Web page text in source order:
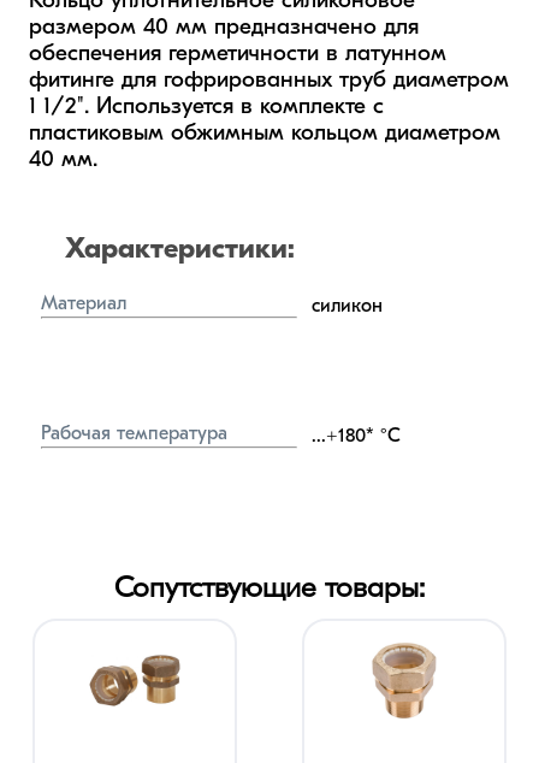
размером 40 мм предназначено для
обеспечения герметичности в латунном
фитинге для гофрированных труб диаметром
1 1/2". Используется в комплекте с
пластиковым обжимным кольцом диаметром
40 мм.
Характеристики:
Материал силикон
Рабочая температура ...+180* °C
Сопутствующие товары: